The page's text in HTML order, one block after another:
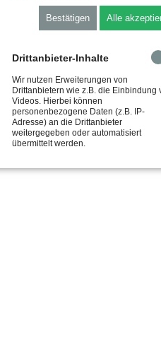
Bestätigen Alle
Drittanbieter-Inhalte
Wir nutzen Erweiterungen von
Drittanbietern wie z.B. die Einbindung
Videos. Hierbei können
personenbezogene Daten (z.B. IP-
Adresse) an die Drittanbieter
weitergegeben oder automatisiert
übermittelt werden.